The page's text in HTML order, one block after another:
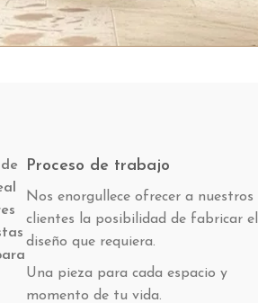
Proceso de trabajo
Nos enorgullece ofrecer a nuestros
clientes la posibilidad de fabricar el
diseño que requiera.
Una pieza para cada espacio y
momento de tu vida.